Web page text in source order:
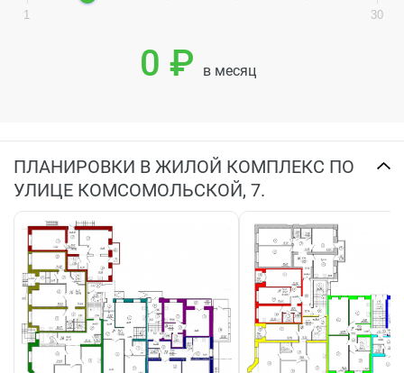
1 30
0 ₽ в месяц
ПЛАНИРОВКИ В ЖИЛОЙ КОМПЛЕКС ПО
УЛИЦЕ КОМСОМОЛЬСКОЙ, 7.